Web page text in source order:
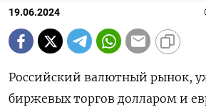
19.06.2024
Российский валютный рынок,
биржевых торгов долларом и